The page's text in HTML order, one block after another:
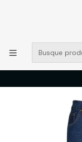
POR SISTEMA
MUCHAS GRACIAS
Catálogo
PANTALONES DE